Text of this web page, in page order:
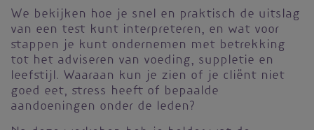
We bekijken hoe je snel en praktisch de uitslag
van een test kunt interpreteren, en wat voor
stappen je kunt ondernemen met betrekking
tot het adviseren van voeding, suppletie en
leefstijl. Waaraan kun je zien of je cliënt niet
goed eet, stress heeft of bepaalde
aandoeningen onder de leden?